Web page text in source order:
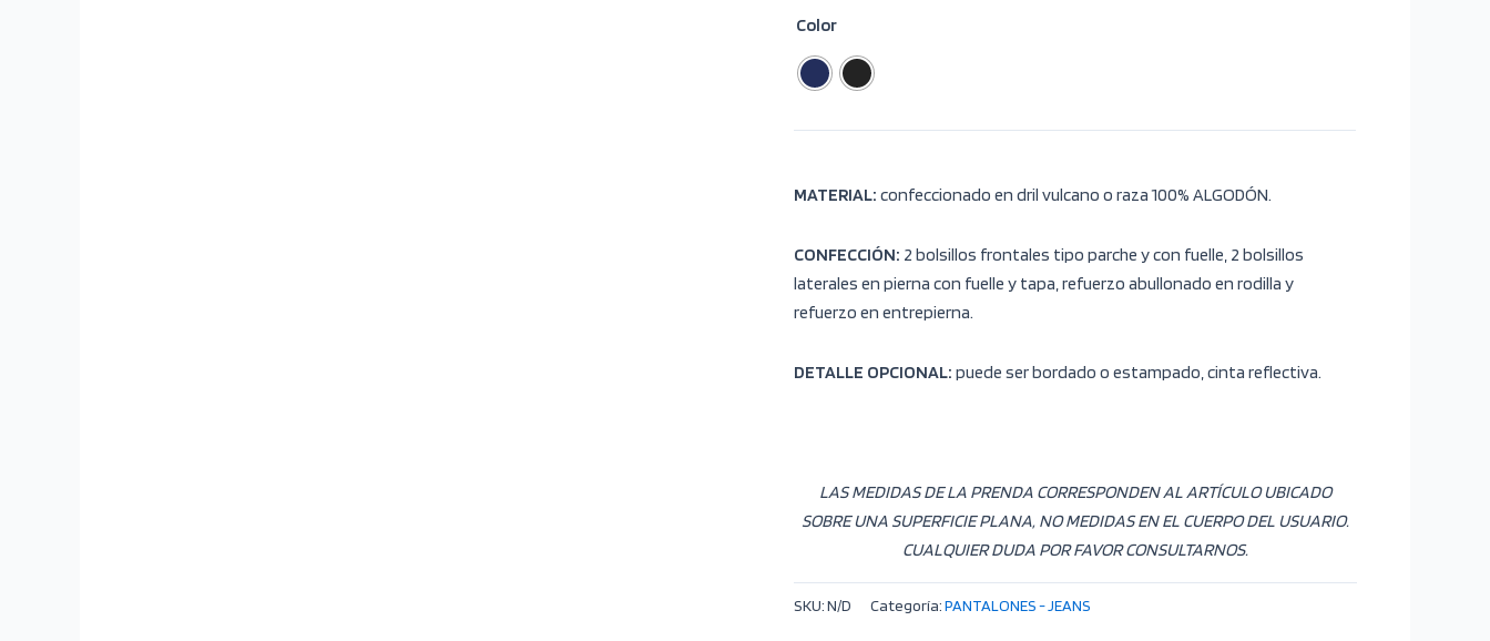
Color
MATERIAL: confeccionado en dril vulcano o raza 100% ALGODÓN.
CONFECCIÓN: 2 bolsillos frontales tipo parche y con fuelle, 2 bolsillos
laterales en pierna con fuelle y tapa, refuerzo abullonado en rodilla y
refuerzo en entrepierna.
DETALLE OPCIONAL: puede ser bordado o estampado, cinta reflectiva.
LAS MEDIDAS DE LA PRENDA CORRESPONDEN AL ARTÍCULO UBICADO
SOBRE UNA SUPERFICIE PLANA, NO MEDIDAS EN EL CUERPO DEL USUARIO.
CUALQUIER DUDA POR FAVOR CONSULTARNOS.
SKU:N/D Categoría:PANTALONES - JEANS